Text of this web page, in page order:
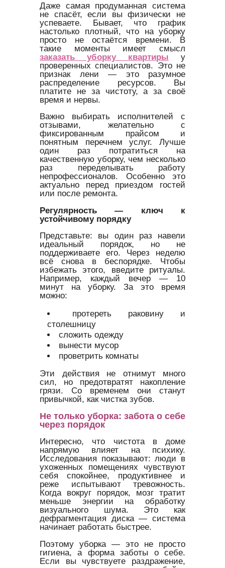
Даже самая продуманная система
не спасёт, если вы физически не
успеваете. Бывает, что график
настолько плотный, что на уборку
просто не остаётся времени. В
такие моменты имеет смысл
заказать уборку квартиры у
проверенных специалистов. Это не
признак лени — это разумное
распределение ресурсов. Вы
платите не за чистоту, а за своё
время и нервы.
Важно выбирать исполнителей с
отзывами, желательно с
фиксированным прайсом и
понятным перечнем услуг. Лучше
один раз потратиться на
качественную уборку, чем несколько
раз переделывать работу
непрофессионалов. Особенно это
актуально перед приездом гостей
или после ремонта.
Регулярность — ключ к
устойчивому порядку
Представьте: вы один раз навели
идеальный порядок, но не
поддерживаете его. Через неделю
всё снова в беспорядке. Чтобы
избежать этого, введите ритуалы.
Например, каждый вечер — 10
минут на уборку. За это время
можно:
протереть раковину и
столешницу
сложить одежду
вынести мусор
проветрить комнаты
Эти действия не отнимут много
сил, но предотвратят накопление
грязи. Со временем они станут
привычкой, как чистка зубов.
Не только уборка: забота о себе
через порядок
Интересно, что чистота в доме
напрямую влияет на психику.
Исследования показывают: люди в
ухоженных помещениях чувствуют
себя спокойнее, продуктивнее и
реже испытывают тревожность.
Когда вокруг порядок, мозг тратит
меньше энергии на обработку
визуального шума. Это как
дефрагментация диска — система
начинает работать быстрее.
Поэтому уборка — это не просто
гигиена, а форма заботы о себе.
Если вы чувствуете раздражение,